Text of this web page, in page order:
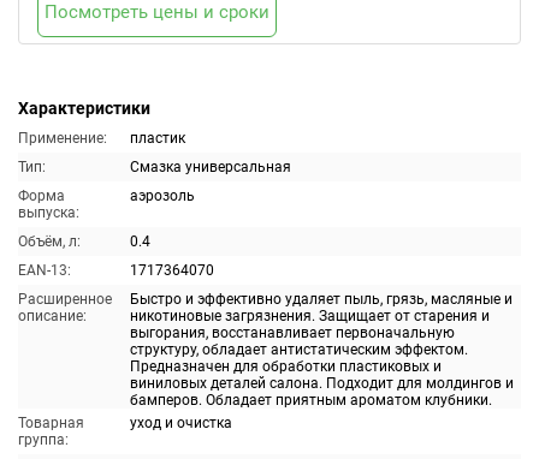
Характеристики
Применение:
пластик
Тип:
Смазка универсальная
Форма
выпуска:
аэрозоль
Объём, л:
0.4
EAN-13:
1717364070
Расширенное
описание:
Быстро и эффективно удаляет пыль, грязь, масляные и
никотиновые загрязнения. Защищает от старения и
выгорания, восстанавливает первоначальную
структуру, обладает антистатическим эффектом.
Предназначен для обработки пластиковых и
виниловых деталей салона. Подходит для молдингов и
бамперов. Обладает приятным ароматом клубники.
Товарная
группа:
уход и очистка
Посмотреть цены и сроки